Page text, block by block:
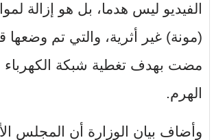
الفيديو ليس هدما، بل هو إزالة
(مونة) غير أثرية، والتي تم وضعها
مضت بهدف تغطية شبكة الكهرباء
الهرم.
وأضاف بيان الوزارة أن المجلس